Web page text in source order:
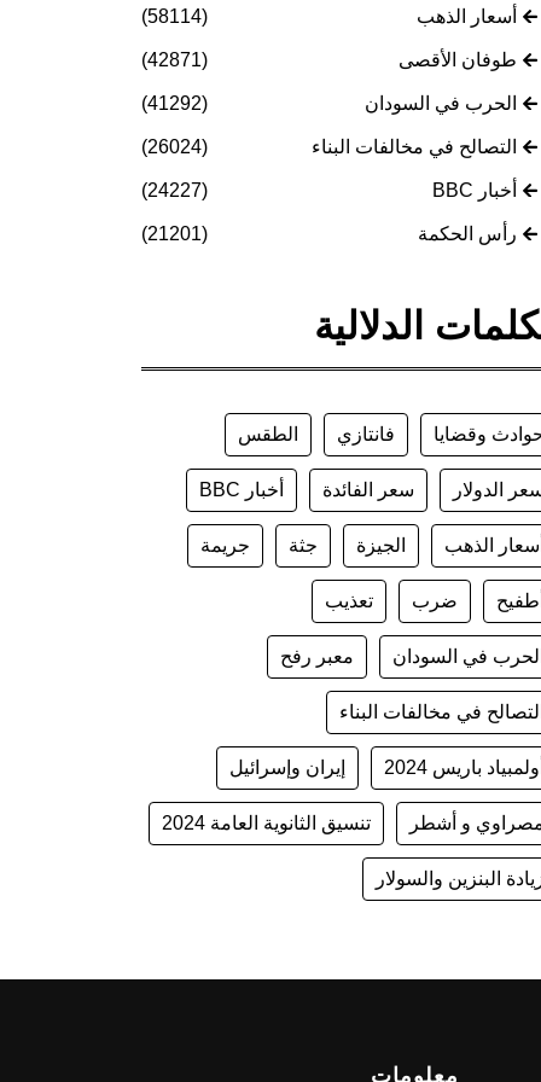
أسعار الذهب (58114)
طوفان الأقصى (42871)
الحرب في السودان (41292)
التصالح في مخالفات البناء (26024)
أخبار BBC (24227)
رأس الحكمة (21201)
الدلالية
وقضايا فانتازي الطقس
الدولار سعر الفائدة أخبار BBC
أسعار الذهب الجيزة جثة جريمة
أطفيح ضرب تعذيب
الحرب في السودان معبر رفح
التصالح في مخالفات البناء
أولمبياد باريس 2024 إيران وإسرائيل
و أشطر تنسيق الثانوية العامة 2024
البنزين والسولار
معلومات